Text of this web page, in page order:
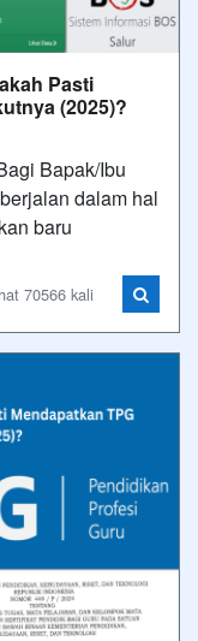
Pasti
(2025)?
Bapak/Ibu
dalam hal
baru
70566 kali